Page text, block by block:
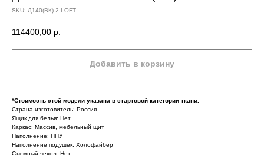
SKU: Д140(ВК)-2-LOFT
114400,00 р.
Добавить в корзину
*Стоимость этой модели указана в стартовой категории ткани.
Страна изготовитель: Россия
Ящик для белья: Нет
Каркас: Массив, мебельный щит
Наполнение: ППУ
Наполнение подушек: Холофайбер
Съемный чехол: Нет